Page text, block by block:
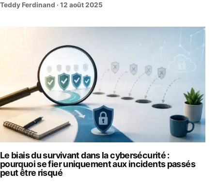
Teddy Ferdinand · 12 août 2025
Le biais du survivant dans la cybersécurité :
pourquoi se fier uniquement aux incidents passés
peut être risqué